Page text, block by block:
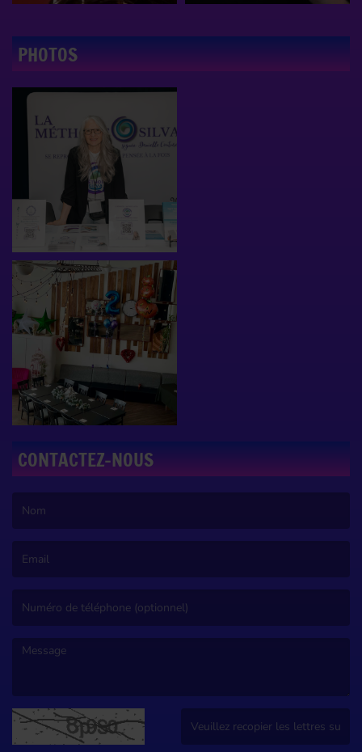
PHOTOS
CONTACTEZ-NOUS